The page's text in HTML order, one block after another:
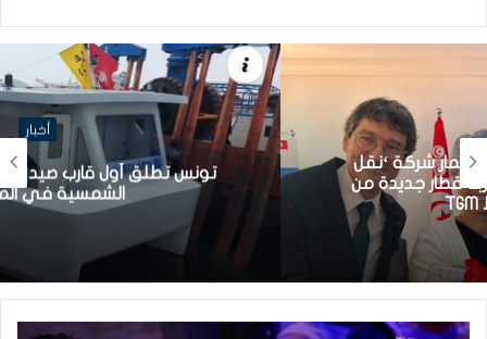
أخبار
تونس تطلق أول قارب صيد كهربائي يعمل بالطاقة
الشمسية في المتوسط